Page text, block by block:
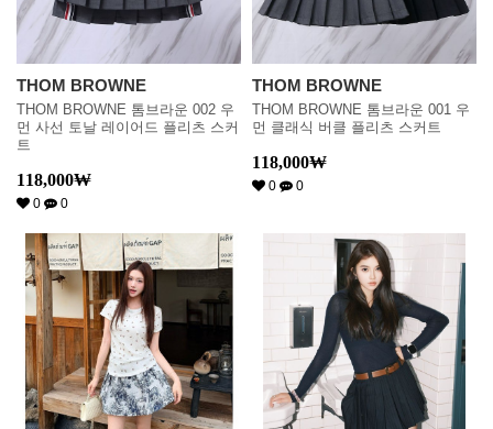
THOM BROWNE
THOM BROWNE 톰브라운 002 우
먼 사선 토날 레이어드 플리츠 스커
트
118,000₩
0 0
THOM BROWNE
THOM BROWNE 톰브라운 001 우
먼 클래식 버클 플리츠 스커트
118,000₩
0 0